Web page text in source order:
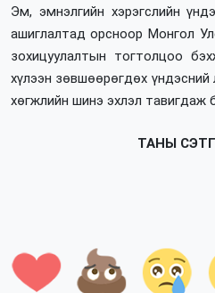
Эм, эмнэлгийн хэрэгслийн
ашиглалтад орсноор Монгол
зохицуулалтын тогтолцоо
хүлээн зөвшөөрөгдөх
хөгжлийн шинэ эхлэл тавигдаж
ТАНЫ